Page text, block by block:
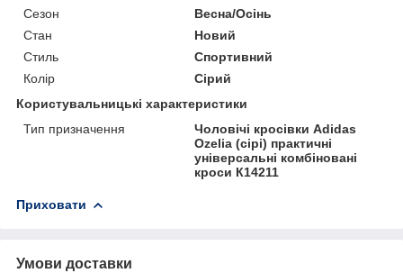
Сезон
Весна/Осінь
Стан
Новий
Стиль
Спортивний
Колір
Сірий
Користувальницькі характеристики
Тип призначення
Чоловічі кросівки Adidas
Ozelia (сірі) практичні
універсальні комбіновані
кроси К14211
Приховати
Умови доставки